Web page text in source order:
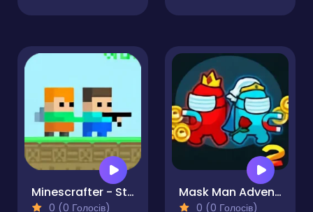
Minescrafter - Steve and Alex
0 (0 Голосів)
Mask Man Adventure
0 (0 Голосів)